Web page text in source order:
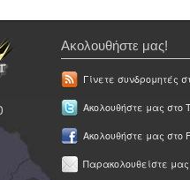
Ακολουθήστε μας!
Γίνετε συνδρομητές
Ακολουθήστε μας στο
Ακολουθήστε μας στο
Παρακολουθείστε